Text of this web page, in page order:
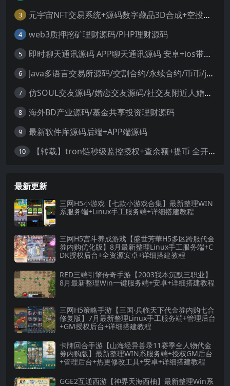
3 元宇宙NFT交易系统+源码数字藏品3D合成+空投盲盒玩法抽集卡
4 web3质押挖矿理财源码/PHP理财源码
5 即时聊天通讯源码 APP聊天通讯源码 安卓+ios带后端源码控制
6 Java多语言交易所源码/交割合约/永续合约/币币/java服务端
7 仿SOUL交友源码/婚恋交友源码/社交友附近人婚恋约仿陌陌APP源码系统
8 海外BD产业源码/基金共享投资理财源码
9 最新软件库源码后端+APP端源码
10 【转载】tron链秒级监控授权+查余额+提币 全开源带视频教程文字教程
最新更新
三网H5小游戏【七款小游戏合集】最新整理WIN
系服务端+Linux手工服务端+详细搭建教程
三网H5宫斗养成游戏【盛世芳華H5多区跨服代金
券内购优化版】8月最新整理Linux手工服务端+C
DK授权后台+全资源安卓+详细搭建教程
RED三端引擎传奇手游【2003我本沉默三职业】
8月最新整理Win一键服务端+安卓+详细搭建教程
三网H5策略手游【三国·兵临天下代金券内购七合
修复版】7月最新整理Linux手工服务端+管理后台
+GM授权后台+详细搭建教程
卡牌回合手游【山海经异兽录11赛季全人物代金
券内购版】最新整理WIN系服务端+授权GM后台
+管理后台+热更修改工具+安卓+详细搭建教程
GGE2互通西游【神界天海西柚】最新整理Win系